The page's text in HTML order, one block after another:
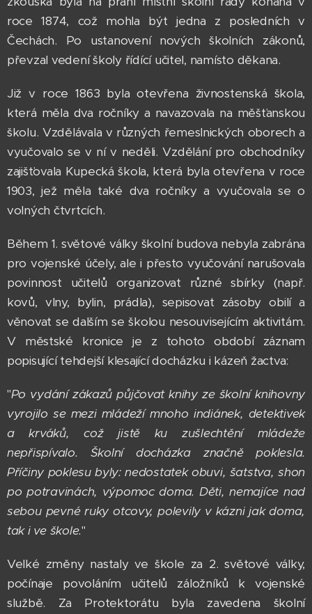
roce 1874, což mohla být jedna z posledních v
Čechách. Po ustanovení nových školních zákonů,
převzal vedení školy řídící učitel, namísto děkana.
Již v roce 1863 byla otevřena živnostenská škola,
která měla dva ročníky a navazovala na měšťanskou
školu. Vzdělávala v různých řemeslnických oborech a
vyučovalo se v ní v neděli. Vzdělání pro obchodníky
zajišťovala Kupecká škola, která byla otevřena v roce
1903, jež měla také dva ročníky a vyučovala se o
volných čtvrtcích.
Během 1. světové války školní budova nebyla zabrána
pro vojenské účely, ale i přesto vyučování narušovala
povinnost učitelů organizovat různé sbírky (např.
kovů, vlny, bylin, prádla), sepisovat zásoby obilí a
věnovat se dalším se školou nesouvisejícím aktivitám.
V městské kronice je z tohoto období záznam
popisující tehdejší klesající docházku i kázeň žactva:
"Po vydání zákazů půjčovat knihy ze školní knihovny
vyrojilo se mezi mládeží mnoho indiánek, detektivek
a krváků, což jistě ku zušlechtění mládeže
nepřispívalo. Školní docházka značně poklesla.
Příčiny poklesu byly: nedostatek obuvi, šatstva, shon
po potravinách, výpomoc doma. Děti, nemajíce nad
sebou pevné ruky otcovy, polevily v kázni jak doma,
tak i ve škole."
Velké změny nastaly ve škole za 2. světové války,
počínaje povoláním učitelů záložníků k vojenské
službě. Za Protektorátu byla zavedena školní